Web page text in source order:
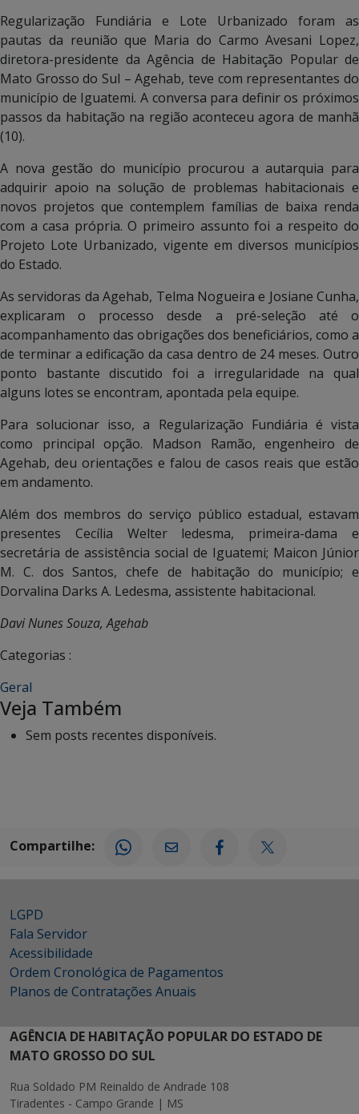
Regularização Fundiária e Lote Urbanizado foram as
pautas da reunião que Maria do Carmo Avesani Lopez,
diretora-presidente da Agência de Habitação Popular de
Mato Grosso do Sul – Agehab, teve com representantes do
município de Iguatemi. A conversa para definir os próximos
passos da habitação na região aconteceu agora de manhã
(10).
A nova gestão do município procurou a autarquia para
adquirir apoio na solução de problemas habitacionais e
novos projetos que contemplem famílias de baixa renda
com a casa própria. O primeiro assunto foi a respeito do
Projeto Lote Urbanizado, vigente em diversos municípios
do Estado.
As servidoras da Agehab, Telma Nogueira e Josiane Cunha,
explicaram o processo desde a pré-seleção até o
acompanhamento das obrigações dos beneficiários, como a
de terminar a edificação da casa dentro de 24 meses. Outro
ponto bastante discutido foi a irregularidade na qual
alguns lotes se encontram, apontada pela equipe.
Para solucionar isso, a Regularização Fundiária é vista
como principal opção. Madson Ramão, engenheiro de
Agehab, deu orientações e falou de casos reais que estão
em andamento.
Além dos membros do serviço público estadual, estavam
presentes Cecília Welter ledesma, primeira-dama e
secretária de assistência social de Iguatemi; Maicon Júnior
M. C. dos Santos, chefe de habitação do município; e
Dorvalina Darks A. Ledesma, assistente habitacional.
Davi Nunes Souza, Agehab
Categorias :
Geral
Veja Também
Sem posts recentes disponíveis.
Compartilhe:
LGPD
Fala Servidor
Acessibilidade
Ordem Cronológica de Pagamentos
Planos de Contratações Anuais
AGÊNCIA DE HABITAÇÃO POPULAR DO ESTADO DE
MATO GROSSO DO SUL
Rua Soldado PM Reinaldo de Andrade 108
Tiradentes - Campo Grande | MS